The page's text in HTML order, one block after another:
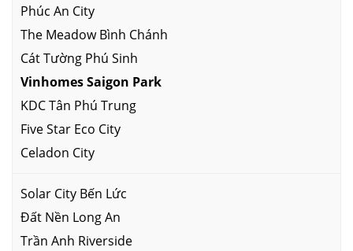
Phúc An City
The Meadow Bình Chánh
Cát Tường Phú Sinh
Vinhomes Saigon Park
KDC Tân Phú Trung
Five Star Eco City
Celadon City
Solar City Bến Lức
Đất Nền Long An
Trần Anh Riverside